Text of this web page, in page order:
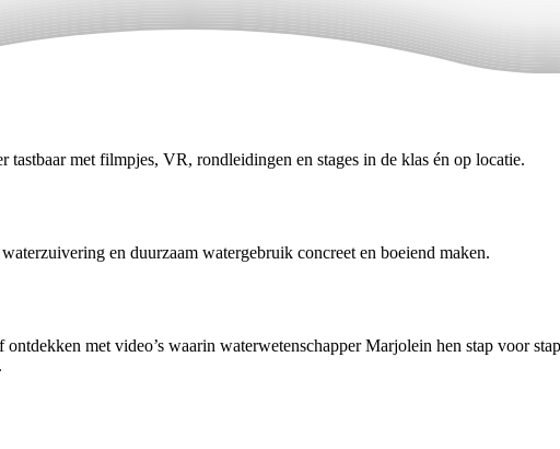
met filmpjes, VR, rondleidingen en stages in de klas én op locatie.
en duurzaam watergebruik concreet en boeiend maken.
met video’s waarin waterwetenschapper Marjolein hen stap voor